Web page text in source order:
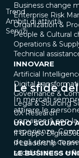
Business change
Enterprise Risk
Organization &
People & Cultural
Operations &
Technical
INNOVARE
Artificial
Digital
Governance &
Legal & Sourcing
UX Research
UNO SGUARDO
Il Gruppo
Il Leadership Team
LE BUSINESS
Trend
Ambiti di attività
Servizi
Le sfide
In mercati
attirare le
convincerli con
esperienze.
degli utenti
soddisfazione e